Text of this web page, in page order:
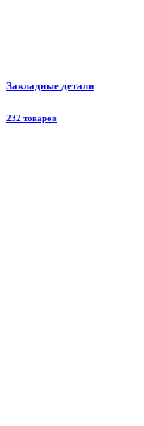
Закладные детали
232 товаров